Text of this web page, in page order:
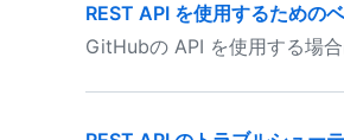
REST API を使用するための
GitHubの API を使用する場